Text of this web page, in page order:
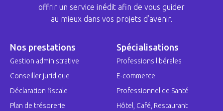
offrir un service inédit afin de vous guider
au mieux dans vos projets d’avenir.
Nos prestations
Gestion administrative
Conseiller juridique
Déclaration fiscale
Plan de trésorerie
Spécialisations
Professions libérales
E-commerce
Professionnel de Santé
Hôtel, Café, Restaurant